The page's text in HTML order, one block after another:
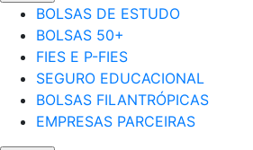
BOLSAS DE ESTUDO
BOLSAS 50+
FIES E P-FIES
SEGURO EDUCACIONAL
BOLSAS FILANTRÓPICAS
EMPRESAS PARCEIRAS